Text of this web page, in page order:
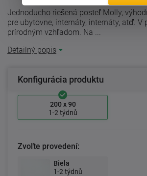
Jednoducho riešená posteľ Molly,
pre ubytovne, internáty, internáty, atď. V
prírodným vzhľadom. Na ...
Detailný popis
Konfigurácia produktu
200 x 90
1-2 týdnů
Zvoľte provedení:
Biela
1-2 týdnů